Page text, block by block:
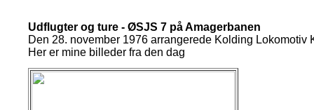
Udflugter og ture - ØSJS 7 på Amagerbanen
Den 28. november 1976 arrangerede Kolding
Her er mine billeder fra den dag